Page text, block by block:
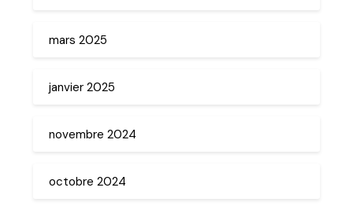
mars 2025
janvier 2025
novembre 2024
octobre 2024